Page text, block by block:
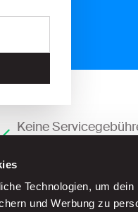
Technologien, um
und Werbung zu
Keine